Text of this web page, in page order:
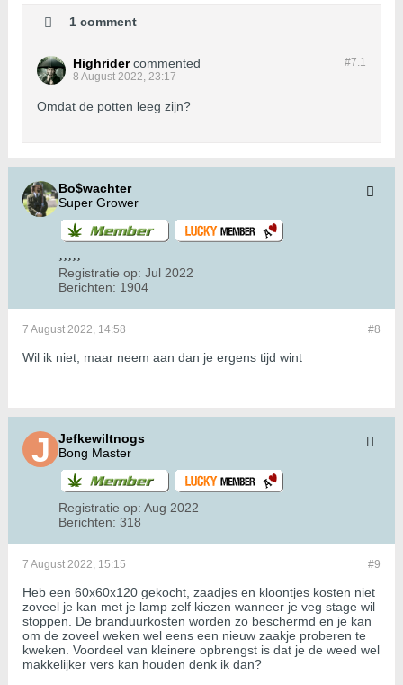
1 comment
#7.1
Highrider commented
8 August 2022, 23:17
Omdat de potten leeg zijn?
Bo$wachter
Super Grower
Registratie op: Jul 2022
Berichten: 1904
#8
7 August 2022, 14:58
Wil ik niet, maar neem aan dan je ergens tijd wint
Jefkewiltnogs
Bong Master
Registratie op: Aug 2022
Berichten: 318
#9
7 August 2022, 15:15
Heb een 60x60x120 gekocht, zaadjes en kloontjes kosten niet
zoveel je kan met je lamp zelf kiezen wanneer je veg stage wil
stoppen. De branduurkosten worden zo beschermd en je kan
om de zoveel weken wel eens een nieuw zaakje proberen te
kweken. Voordeel van kleinere opbrengst is dat je de weed wel
makkelijker vers kan houden denk ik dan?